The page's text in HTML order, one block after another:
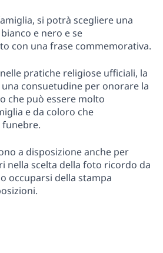
si potrà scegliere una
e nero e se
con una frase commemorativa.
pratiche religiose ufficiali, la
consuetudine per onorare la
che può essere molto
e da coloro che
a disposizione anche per
nella scelta della foto ricordo da
occuparsi della stampa